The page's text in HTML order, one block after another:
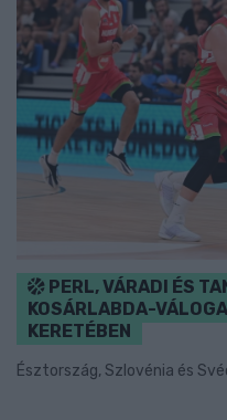
PERL, VÁRADI ÉS
KOSÁRLABDA-
KERETÉBEN
Észtország, Szlovénia és